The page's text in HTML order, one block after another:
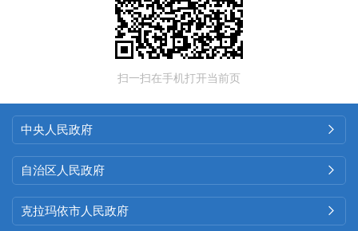
扫一扫在手机打开当前页
中央人民政府 
自治区人民政府 
克拉玛依市人民政府 